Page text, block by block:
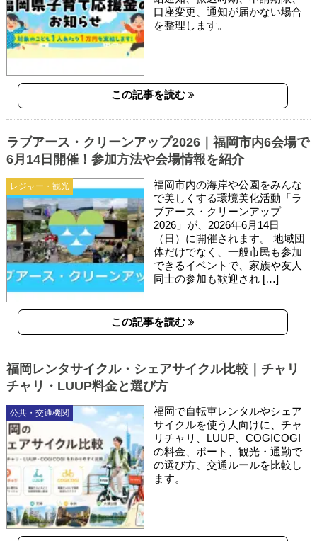
口座変更、通知が届かない場合
を整理します。
この記事を読む
レジャー・観光
ラブアース・クリーンアップ2026｜福岡市内6会場で
6月14日開催！参加方法や会場情報を紹介
福岡市内の海岸や公園をみんな
で美しくする環境美化活動「ラ
ブアース・クリーンアップ
2026」が、2026年6月14日
（日）に開催されます。 地域団
体だけでなく、一般市民も参加
できるイベントで、家族や友人
同士の参加も歓迎され […]
この記事を読む
公共・交通機関
福岡レンタサイクル・シェアサイクル比較｜チャリ
チャリ・LUUP料金と選び方
福岡で自転車レンタルやシェア
サイクルを使う人向けに、チャ
リチャリ、LUUP、COGICOGI
の料金、ポート、観光・通勤で
の選び方、交通ルールを比較し
ます。